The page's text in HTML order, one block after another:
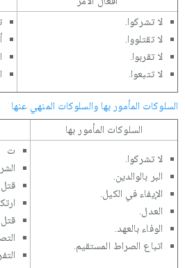
لا تشركوا.
لا تقتلووا.
لا تقربوا.
لا تتبعوا.
السلوكات المأمور بها والسلوكات المنهي عنها
السلوكات المأمور بها
لا تشركوا.
البر بالوالدين.
الإيفاء في الكيل.
العدل.
الوفاء بالعهد.
اتباع الصراط المستقيم.
ت
قتل